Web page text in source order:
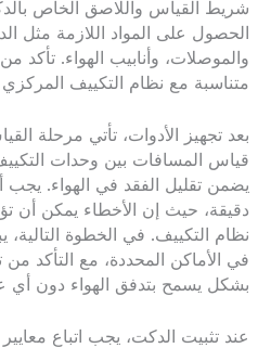
شريط القياس واللاصق الخاص
الحصول على المواد اللازمة مثل
والموصلات، وأنابيب الهواء. تأكد
متناسبة مع نظام التكييف
بعد تجهيز الأدوات، تأتي مرحلة
قياس المسافات بين وحدات
يضمن تقليل الفقد في الهواء. يجب
دقيقة، حيث إن الأخطاء يمكن أن
نظام التكييف. في الخطوة التالية،
في الأماكن المحددة، مع التأكد
بشكل يسمح بتدفق الهواء دون أي
عند تثبيت الدكت، يجب اتباع معايير